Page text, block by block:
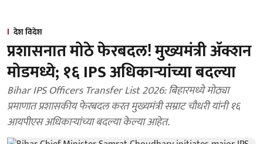
देश विदेश
प्रशासनात मोठे फेरबदल! मुख्यमंत्री ॲक्शन
मोडमध्ये; १६ IPS अधिकाऱ्यांच्या बदल्या
Bihar IPS Officers Transfer List 2026: बिहारमध्ये मोठ्या
प्रमाणात प्रशासकीय फेरबदल करत मुख्यमंत्री सम्राट चौधरी यांनी १६
आयपीएस अधिकाऱ्यांच्या बदल्या केल्या आहेत.